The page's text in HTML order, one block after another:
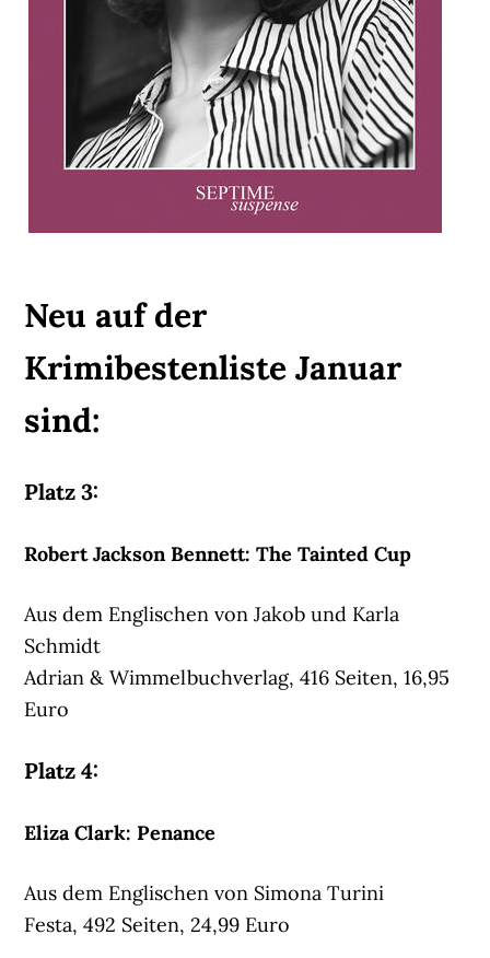
Neu auf der
Krimibestenliste Januar
sind:
Platz 3:
Robert Jackson Bennett: The Tainted Cup
Aus dem Englischen von Jakob und Karla
Schmidt
Adrian & Wimmelbuchverlag, 416 Seiten, 16,95
Euro
Platz 4:
Eliza Clark: Penance
Aus dem Englischen von Simona Turini
Festa, 492 Seiten, 24,99 Euro